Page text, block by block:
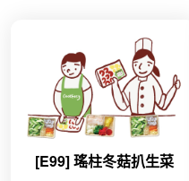
[E99] 瑤柱冬菇扒生菜